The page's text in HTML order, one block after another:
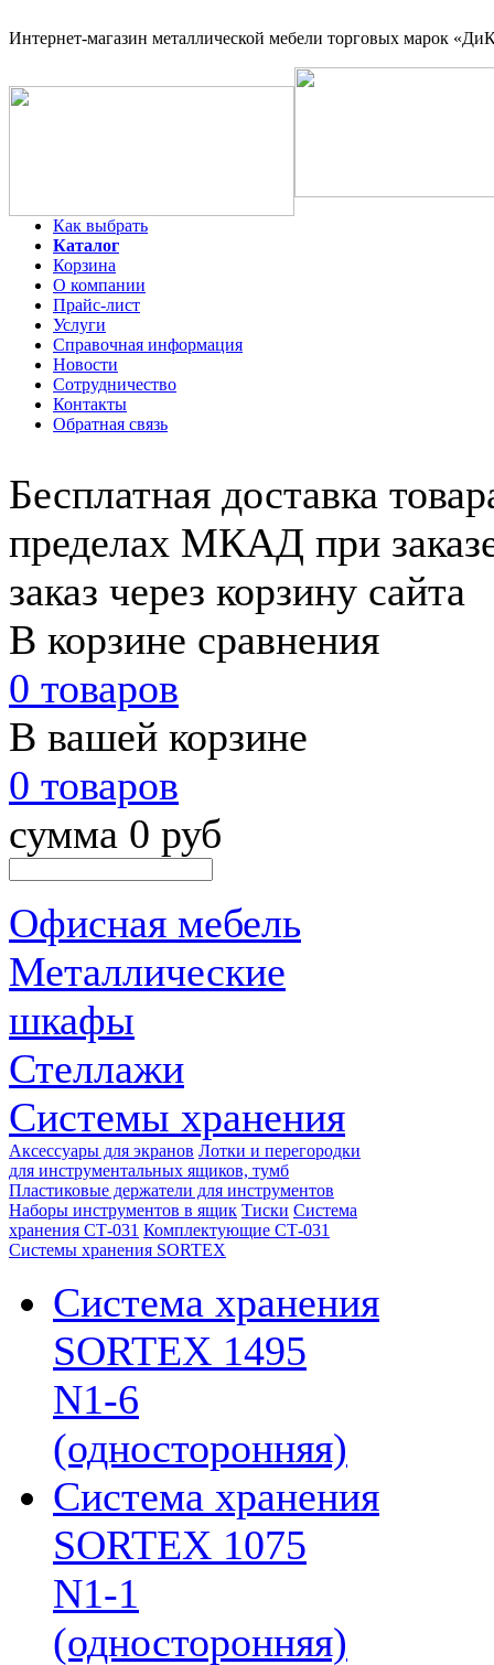
Интернет-магазин металлической мебели торговых марок
Как выбрать
Каталог
Корзина
О компании
Прайс-лист
Услуги
Справочная информация
Новости
Сотрудничество
Контакты
Обратная связь
Бесплатная доставка
пределах МКАД при
заказ через корзину сайта
В корзине сравнения
0 товаров
В вашей корзине
0 товаров
сумма 0 руб
Офисная мебель
Металлические
шкафы
Стеллажи
Системы хранения
Аксессуары для экранов Лотки и перегородки
для инструментальных ящиков, тумб
Пластиковые держатели для инструментов
Наборы инструментов в ящик Тиски Система
хранения СТ-031 Комплектующие СТ-031
Системы хранения SORTEX
Система хранения
SORTEX 1495
N1-6
(односторонняя)
Система хранения
SORTEX 1075
N1-1
(односторонняя)